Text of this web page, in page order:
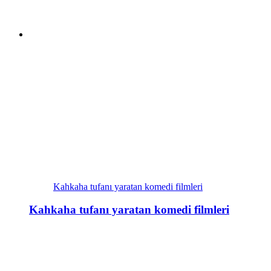
Kahkaha tufanı yaratan komedi filmleri
Kahkaha tufanı yaratan komedi filmleri